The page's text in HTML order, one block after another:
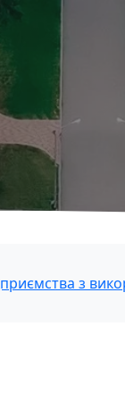
з